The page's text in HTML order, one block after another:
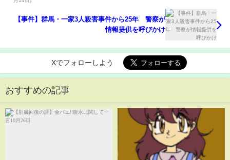
【事件】群馬・一家3人殺害事件から25年 警察が
情報提供を呼びかけ
Xでフォローしよう
おすすめの記事